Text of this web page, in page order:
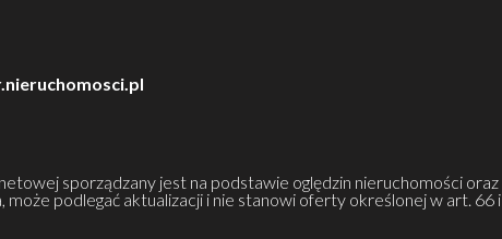
sporządzany jest na podstawie oględzin nieruchomości oraz
może podlegać aktualizacji i nie stanowi oferty określonej w art. 66 i